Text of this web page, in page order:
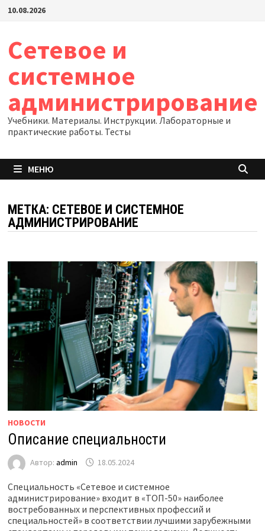
Перейти
10.08.2026
Сетевое и
системное
администрирование
Учебники. Материалы. Инструкции. Лабораторные и
практические работы. Тесты
МЕНЮ
МЕТКА: СЕТЕВОЕ И СИСТЕМНОЕ
АДМИНИСТРИРОВАНИЕ
НОВОСТИ
Описание специальности
Автор: admin 18.05.2024
Специальность «Сетевое и системное
администрирование» входит в «ТОП-50» наиболее
востребованных и перспективных профессий и
специальностей» в соответствии лучшими зарубежными